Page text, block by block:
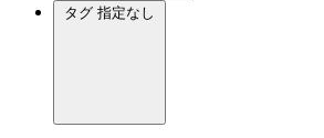
タグ 指定なし